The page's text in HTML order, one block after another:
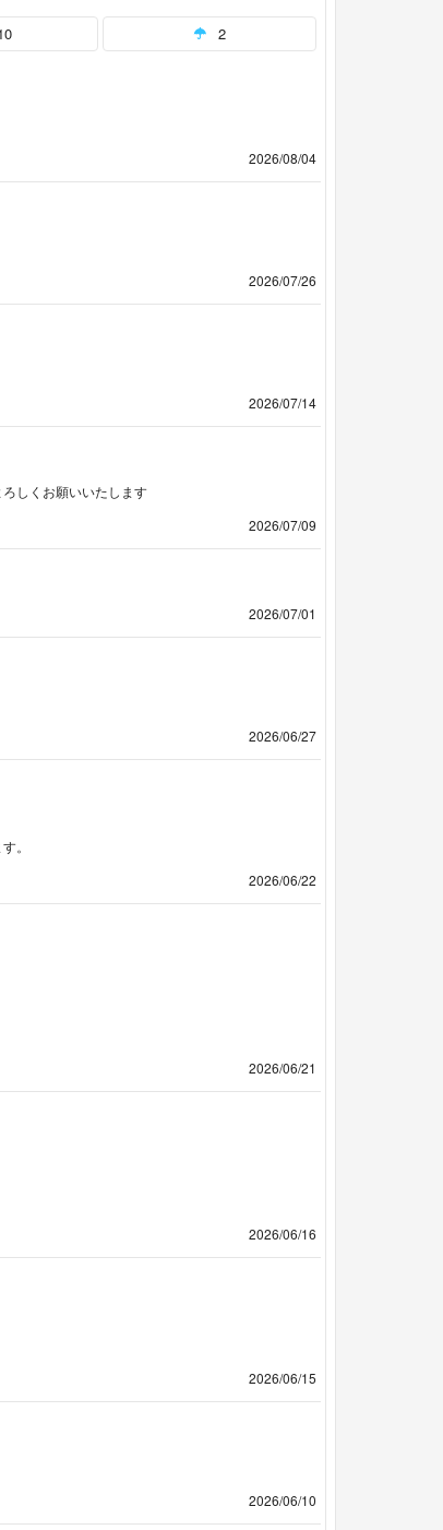
2
2026/08/04
2026/07/26
2026/07/14
しくお願いいたします
2026/07/09
2026/07/01
2026/06/27
。
2026/06/22
2026/06/21
2026/06/16
2026/06/15
2026/06/10